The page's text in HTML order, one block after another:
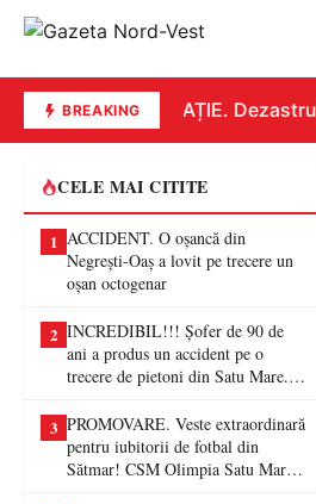
BREAKINGEDUCAȚIE. Dezastru
CELE MAI CITITE
1 ACCIDENT. O oșancă din
Negrești-Oaș a lovit pe trecere un
oșan octogenar
2 INCREDIBIL!!! Șofer de 90 de
ani a produs un accident pe o
trecere de pietoni din Satu Mare. O
3 PROMOVARE. Veste extraordinară
pentru iubitorii de fotbal din
Sătmar! CSM Olimpia Satu Mare